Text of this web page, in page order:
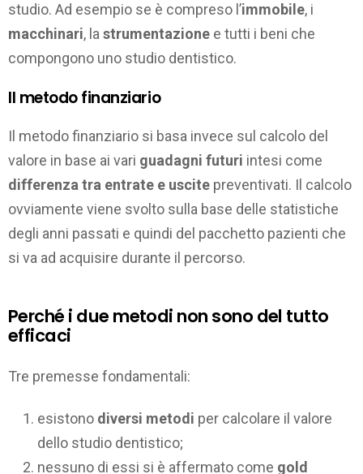
studio. Ad esempio se è compreso l’immobile, i
macchinari, lastrumentazione e tutti i beni che
compongono uno studio dentistico.
Il metodo finanziario
Il metodo finanziario si basa invece sul calcolo del
valore in base ai vari guadagni futuri intesi come
differenza tra entrate e uscite preventivati. Il calcolo
ovviamente viene svolto sulla base delle statistiche
degli anni passati e quindi del pacchetto pazienti che
si va ad acquisire durante il percorso.
Perché i due metodi non sono del tutto
efficaci
Tre premesse fondamentali:
esistono diversi metodi per calcolare il valore
dello studio dentistico;
nessuno di essi si è affermato come gold